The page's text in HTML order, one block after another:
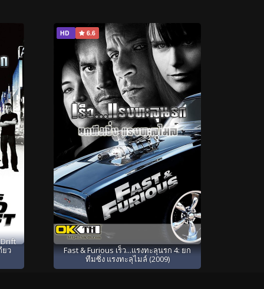
ยว
HD 6.6
Fast & Furious เร็ว...แรงทะลุนรก 4: ยก
ทีมซิ่ง แรงทะลุไมล์ (2009)